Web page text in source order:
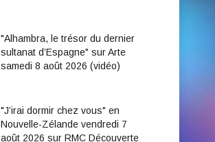
"Alhambra, le trésor du dernier
sultanat d’Espagne" sur Arte
samedi 8 août 2026 (vidéo)
"J’irai dormir chez vous" en
Nouvelle-Zélande vendredi 7
août 2026 sur RMC Découverte